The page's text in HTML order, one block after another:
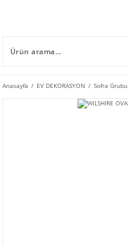
Anasayfa EV DEKORASYON Sofra Grubu